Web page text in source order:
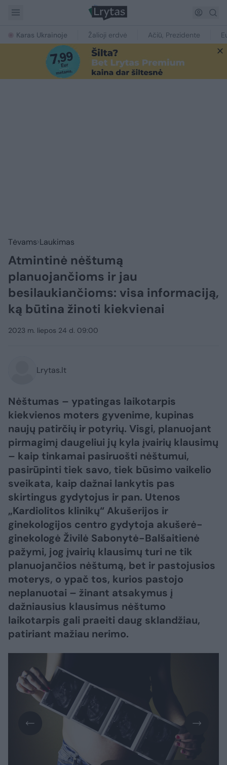
Karas Ukrainoje Žalioji erdvė Ačiū, Prezidente
Tėvams Laukimas
Atmintinė nėštumą
planuojančioms ir jau
besilaukiančioms: visa informaciją,
ką būtina žinoti kiekvienai
2023 m. liepos 24 d. 09:00
Lrytas.lt
Nėštumas – ypatingas laikotarpis
kiekvienos moters gyvenime, kupinas
naujų patirčių ir potyrių. Visgi, planuojant
pirmagimį daugeliui jų kyla įvairių klausimų
– kaip tinkamai pasiruošti nėštumui,
pasirūpinti tiek savo, tiek būsimo vaikelio
sveikata, kaip dažnai lankytis pas
skirtingus gydytojus ir pan. Utenos
„Kardiolitos klinikų“ Akušerijos ir
ginekologijos centro gydytoja akušerė-
ginekologė Živilė Sabonytė-Balšaitienė
pažymi, jog įvairių klausimų turi ne tik
planuojančios nėštumą, bet ir pastojusios
moterys, o ypač tos, kurios pastojo
neplanuotai – žinant atsakymus į
dažniausius klausimus nėštumo
laikotarpis gali praeiti daug sklandžiau,
patiriant mažiau nerimo.